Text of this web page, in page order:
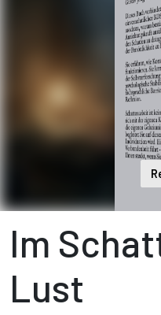
Im
Lust